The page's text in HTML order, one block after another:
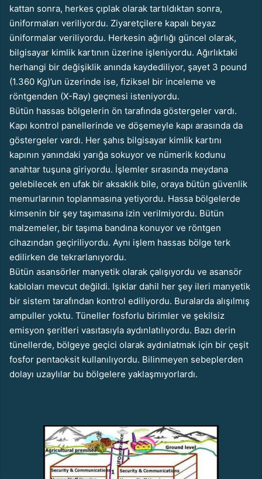
kattan sonra, herkes çıplak olarak tartıldıktan sonra,
üniformaları veriliyordu. Ziyaretçilere kapalı beyaz
üniformalar veriliyordu. Herkesin ağırlığı güncel olarak,
bilgisayar kimlik kartının üzerine işleniyordu. Ağırlıktaki
herhangi bir değişiklik anında kaydediliyor, şayet 3 pound
(1.360 Kg)’un üzerinde ise, fiziksel bir inceleme ve
röntgenden (X-Ray) geçmesi isteniyordu.
Bütün hassas bölgelerin ön tarafında göstergeler vardı.
Kapı kontrol panellerinde ve döşemeyle kapı arasında da
göstergeler vardı. Her şahıs bilgisayar kimlik kartını
kapının yanındaki yarığa sokuyor ve nümerik kodunu
anahtar tuşuna giriyordu. İşlemler sırasında meydana
gelebilecek en ufak bir aksaklık bile, oraya bütün güvenlik
memurlarının toplanmasına yetiyordu. Hassa bölgelerde
kimsenin bir şey taşımasına izin verilmiyordu. Bütün
malzemeler, bir taşıma bandına konuyor ve röntgen
cihazından geçiriliyordu. Aynı işlem hassas bölge terk
edilirken de tekrarlanıyordu.
Bütün asansörler manyetik olarak çalışıyordu ve asansör
kabloları mevcut değildi. Işıklar dahil her şey ileri manyetik
bir sistem tarafından kontrol ediliyordu. Buralarda alışılmış
ampuller yoktu. Tüneller fosforlu birimler ve şekilsiz
emisyon şeritleri vasıtasıyla aydınlatılıyordu. Bazı derin
tünellerde, bölgeye geçici olarak aydınlatmak için bir çeşit
fosfor pentaoksit kullanılıyordu. Bilinmeyen sebeplerden
dolayı uzaylılar bu bölgelere yaklaşmıyorlardı.